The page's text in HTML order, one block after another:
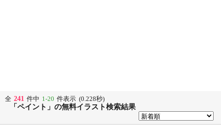
全 241 件中 1-20 件表示 (0.228秒)
「ペイント」の無料イラスト検索結果